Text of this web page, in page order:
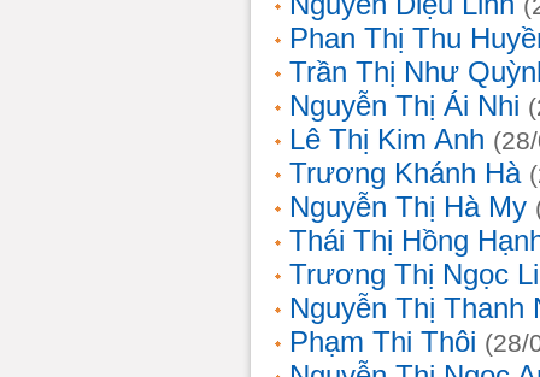
Phan Thị Thu
Trần Thị Như
Nguyễn Thị Ái Nhi
Lê Thị Kim Anh
Trương Khánh Hà
Nguyễn Thị Hà My
Thái Thị Hồng
Trương Thị Ngọc
Nguyễn Thị Thanh
Phạm Thi Thôi (28/